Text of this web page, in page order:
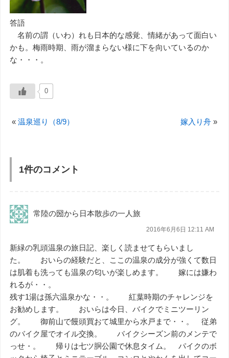
答語
名前の謂（いわ）れも日本的な感覚、情緒があって面白い
かも。梅雨時期、雨が溜まらない様に下を向いているのか
な・・・。
0
« 温泉巡り（8/9） 嫁入り舟 »
1件のコメント
常陸の圀から日本散歩の一人旅
2016年6月6日 12:11 AM
新緑の乳頭温泉の旅日記、楽しく読ませてもらいまし
た。 おいらの経験だと、ここの温泉の成分が強くて数日
は肌着も洗っても温泉の匂いが楽しめます。 嫁には嫌わ
れるが・・。
残す1湯は孫六温泉かな・・。 紅葉時期のチャレンジを
お勧めします。 おいらは今日、バイクでミニツーリン
グ。 御前山で饅頭買おて城里から水戸まで・・。 従弟
のバイク屋でオイル交換。 バイクシーズン前のメンテで
っせ・。 帰りは七ツ胴公園で休息タイム。 パイクのボ